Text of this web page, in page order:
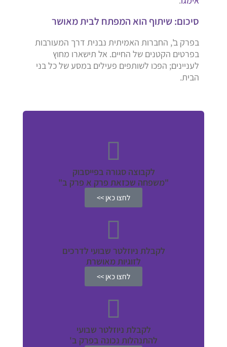
סיכום: שיתוף הוא המפתח לבית מאושר
בפרק ב', החברות האמיתית נבנית דרך המעורבות
בפרטים הקטנים של החיים. אל תישארו מחוץ
לעניינים; הפכו לשותפים פעילים במסע של כל בני
הבית.
לקבוצה סגורה בפייסבוק
"משפחה שכזאת פרק א פרק ב"
לחצו כאן >>
לקבלת ניוזלטר שבועי לדרכים
לזוגיות מאושרת
לחצו כאן >>
לקבלת ניוזלטר שבועי
להתנהלות נכונה בפרק ב'